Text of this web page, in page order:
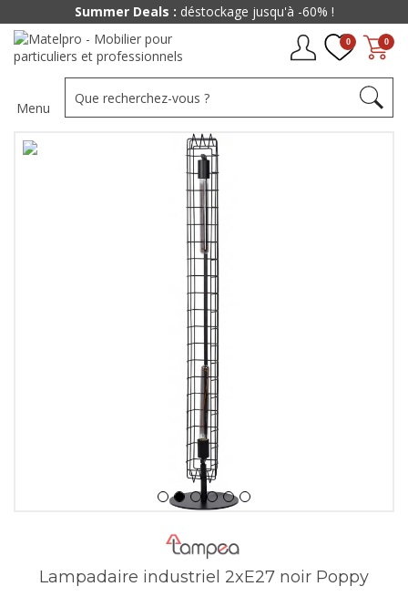
0
0
Menu
Lampadaire industriel 2xE27 noir Poppy
Summer Deals : déstockage jusqu'à -60% !